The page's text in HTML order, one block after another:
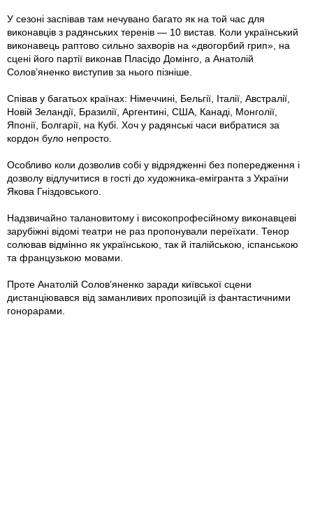
У сезоні заспівав там нечувано багато як на той час для
виконавців з радянських теренів — 10 вистав. Коли український
виконавець раптово сильно захворів на «двогорбий грип», на
сцені його партії виконав Пласідо Домінго, а Анатолій
Солов’яненко виступив за нього пізніше.
Співав у багатьох країнах: Німеччині, Бельгії, Італії, Австралії,
Новій Зеландії, Бразилії, Аргентині, США, Канаді, Монголії,
Японії, Болгарії, на Кубі. Хоч у радянські часи вибратися за
кордон було непросто.
Особливо коли дозволив собі у відрядженні без попередження і
дозволу відлучитися в гості до художника-емігранта з України
Якова Гніздовського.
Надзвичайно талановитому і високопрофесійному виконавцеві
зарубіжні відомі театри не раз пропонували переїхати. Тенор
солював відмінно як українською, так й італійською, іспанською
та французькою мовами.
Проте Анатолій Солов’яненко заради київської сцени
дистанціювався від заманливих пропозицій із фантастичними
гонорарами.